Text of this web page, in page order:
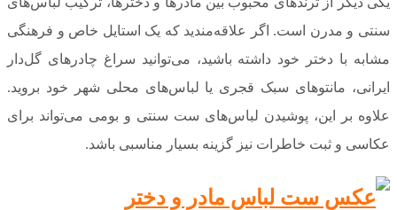
سنتی و مدرن است. اگر علاقه‌مندید که یک استایل خاص و فرهنگی
مشابه با دختر خود داشته باشید، می‌توانید سراغ چادرهای گل‌دار
ایرانی، مانتوهای سبک قجری یا لباس‌های محلی شهر خود بروید.
علاوه بر این، پوشیدن لباس‌های ست سنتی و بومی می‌تواند برای
عکاسی و ثبت خاطرات نیز گزینه بسیار مناسبی باشد.